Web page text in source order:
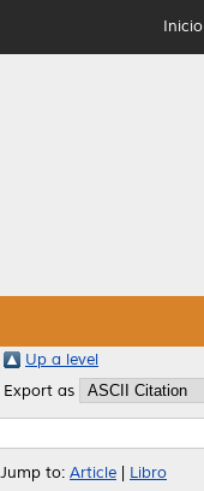
Inicio
Up a level
Export as
Jump to: Article Libro